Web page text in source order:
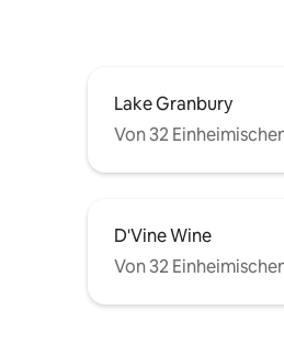
hochwertiger
Lake Granbury
Von 32
D'Vine Wine
Von 32